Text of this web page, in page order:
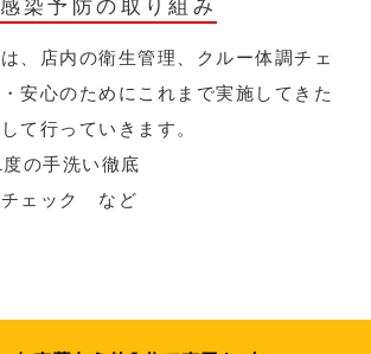
感染予防の取り組み
、店内の衛生管理、クルー体調チェ
安心のためにこれまで実施してきた
て行っていきます。
の手洗い徹底
チェック など